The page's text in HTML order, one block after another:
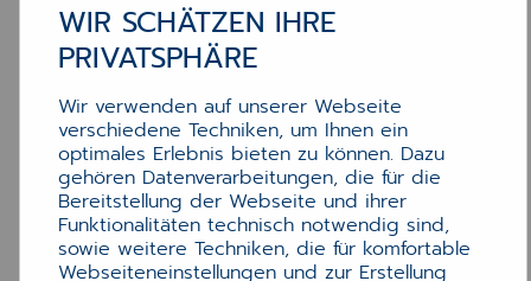
WIR SCHÄTZEN IHRE
PRIVATSPHÄRE
Wir verwenden auf unserer Webseite
verschiedene Techniken, um Ihnen ein
optimales Erlebnis bieten zu können. Dazu
gehören Datenverarbeitungen, die für die
Bereitstellung der Webseite und ihrer
Funktionalitäten technisch notwendig sind,
sowie weitere Techniken, die für komfortable
Webseiteneinstellungen und zur Erstellung